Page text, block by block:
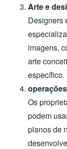
Arte e
Designers
imagens,
arte
específico.
Os
podem
planos de